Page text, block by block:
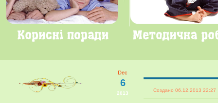
Dec
6
2013
Создано 06.12.2013